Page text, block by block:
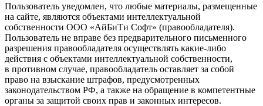
Пользователь уведомлен, что любые материалы, размещенные
на сайте, являются объектами интеллектуальной
собственности ООО «АйБиТи Софт» (правообладателя).
Пользователь не вправе без предварительного письменного
разрешения правообладателя осуществлять какие-либо
действия с объектами интеллектуальной собственности,
в противном случае, правообладатель оставляет за собой
право на взыскание штрафов, предусмотренных
законодательством РФ, а также на обращение в компетентные
органы за защитой своих прав и законных интересов.